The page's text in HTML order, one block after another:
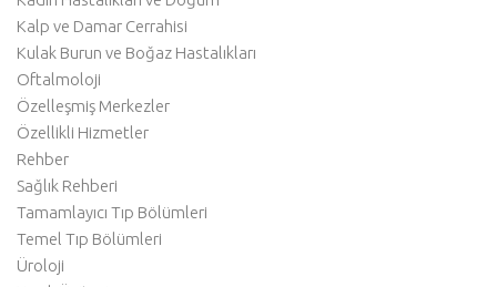
Kalp ve Damar Cerrahisi
Kulak Burun ve Boğaz Hastalıkları
Oftalmoloji
Özelleşmiş Merkezler
Özellikli Hizmetler
Rehber
Sağlık Rehberi
Tamamlayıcı Tıp Bölümleri
Temel Tıp Bölümleri
Üroloji